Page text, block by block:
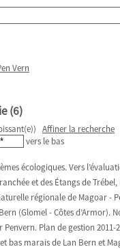
Vern
(6)
Affiner la recherche
vers le bas
écologiques. Vers
et des Étangs de
régionale de Magoar -
(Glomel - Côtes d’Armor).
Plan de gestion 2011-
bas marais de Lan Bern et